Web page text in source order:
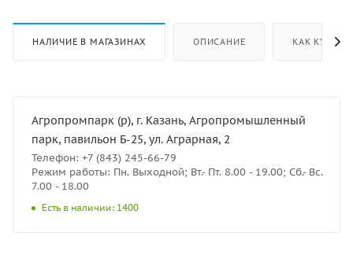
НАЛИЧИЕ В МАГАЗИНАХ ОПИСАНИЕ КАК КУПИТЬ
Агропромпарк (р), г. Казань, Агропромышленный
парк, павильон Б-25, ул. Аграрная, 2
Телефон: +7 (843) 245-66-79
Режим работы: Пн. Выходной; Вт.- Пт. 8.00 - 19.00; Сб.- Вс.
7.00 - 18.00
Есть в наличии: 1400